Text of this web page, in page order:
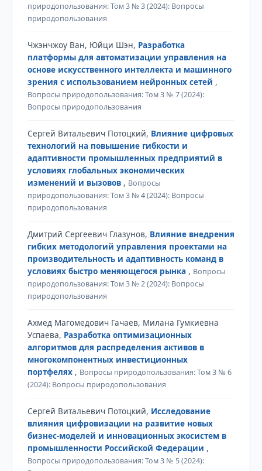
природопользования: Том 3 № 3 (2024): Вопросы
природопользования
Чжэнчжоу Ван, Юйци Шэн, Разработка
платформы для автоматизации управления на
основе искусственного интеллекта и машинного
зрения с использованием нейронных сетей ,
Вопросы природопользования: Том 3 № 7 (2024):
Вопросы природопользования
Сергей Витальевич Потоцкий, Влияние цифровых
технологий на повышение гибкости и
адаптивности промышленных предприятий в
условиях глобальных экономических
изменений и вызовов , Вопросы
природопользования: Том 3 № 4 (2024): Вопросы
природопользования
Дмитрий Сергеевич Глазунов, Влияние внедрения
гибких методологий управления проектами на
производительность и адаптивность команд в
условиях быстро меняющегося рынка , Вопросы
природопользования: Том 3 № 2 (2024): Вопросы
природопользования
Ахмед Магомедович Гачаев, Милана Гумкиевна
Успаева, Разработка оптимизационных
алгоритмов для распределения активов в
многокомпонентных инвестиционных
портфелях , Вопросы природопользования: Том 3 № 6
(2024): Вопросы природопользования
Сергей Витальевич Потоцкий, Исследование
влияния цифровизации на развитие новых
бизнес-моделей и инновационных экосистем в
промышленности Российской Федерации ,
Вопросы природопользования: Том 3 № 5 (2024):